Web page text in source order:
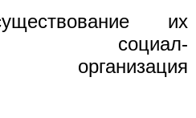
их
социал-
организация